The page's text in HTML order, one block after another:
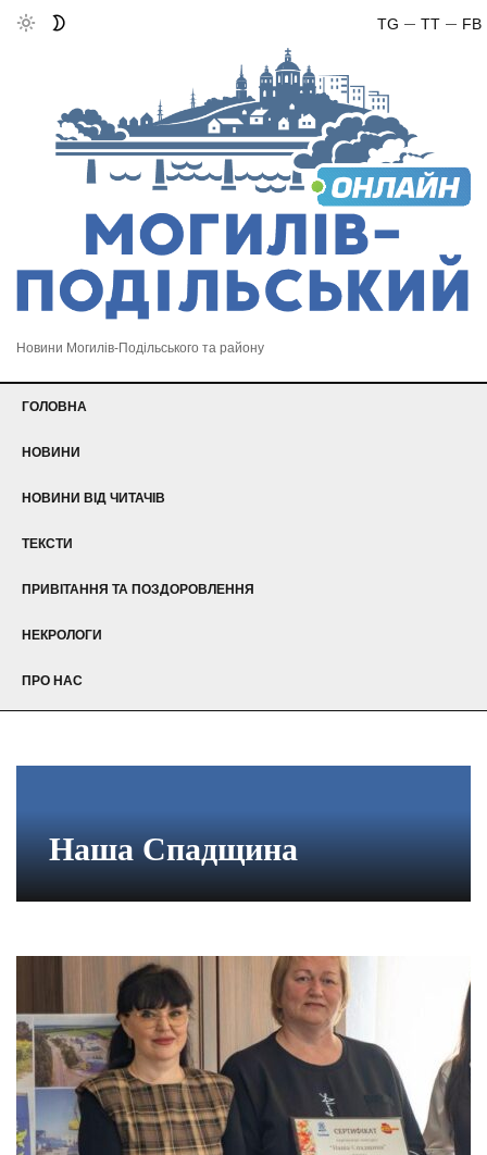
FB
TT
TG
Новини Могилів-Подільського та району
ГОЛОВНА
НОВИНИ
НОВИНИ ВІД ЧИТАЧІВ
ТЕКСТИ
ПРИВІТАННЯ ТА ПОЗДОРОВЛЕННЯ
НЕКРОЛОГИ
ПРО НАС
Наша Спадщина